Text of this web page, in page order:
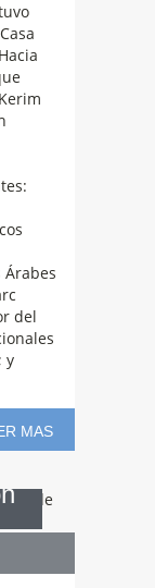
del
y
MAS